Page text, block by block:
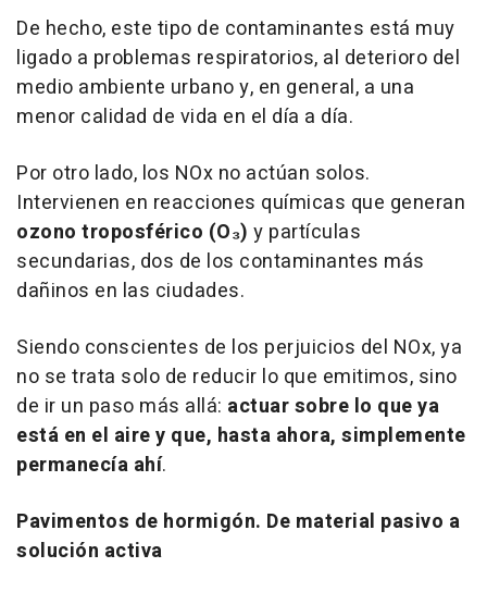
De hecho, este tipo de contaminantes está muy
ligado a problemas respiratorios, al deterioro del
medio ambiente urbano y, en general, a una
menor calidad de vida en el día a día.
Por otro lado, los NOx no actúan solos.
Intervienen en reacciones químicas que generan
ozono troposférico (O₃) y partículas
secundarias, dos de los contaminantes más
dañinos en las ciudades.
Siendo conscientes de los perjuicios del NOx, ya
no se trata solo de reducir lo que emitimos, sino
de ir un paso más allá: actuar sobre lo que ya
está en el aire y que, hasta ahora, simplemente
permanecía ahí.
Pavimentos de hormigón. De material pasivo a
solución activa